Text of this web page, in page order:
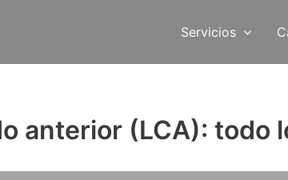
Servicios
anterior (LCA): todo